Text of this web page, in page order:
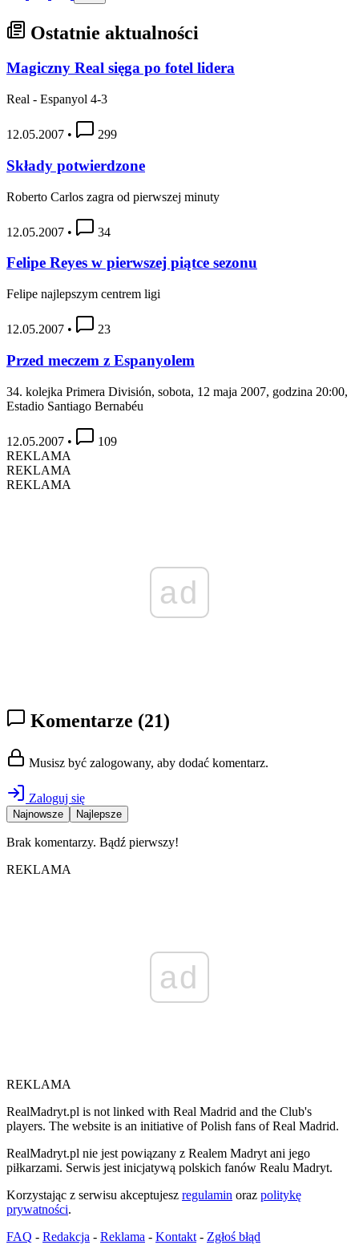
Ostatnie aktualności
Magiczny Real sięga po fotel lidera
Real - Espanyol 4-3
12.05.2007 • 299
Składy potwierdzone
Roberto Carlos zagra od pierwszej minuty
12.05.2007 • 34
Felipe Reyes w pierwszej piątce sezonu
Felipe najlepszym centrem ligi
12.05.2007 • 23
Przed meczem z Espanyolem
34. kolejka Primera División, sobota, 12 maja 2007, godzina 20:00,
Estadio Santiago Bernabéu
12.05.2007 •
109
REKLAMA
REKLAMA
REKLAMA
ad
Komentarze (21)
Musisz być zalogowany, aby dodać komentarz.
Zaloguj się
Najnowsze Najlepsze
Brak komentarzy. Bądź pierwszy!
REKLAMA
ad
REKLAMA
RealMadryt.pl is not linked with Real Madrid and the Club's
players. The website is an initiative of Polish fans of Real Madrid.
RealMadryt.pl nie jest powiązany z Realem Madryt ani jego
piłkarzami. Serwis jest inicjatywą polskich fanów Realu Madryt.
Korzystając z serwisu akceptujesz regulamin oraz politykę
prywatności.
FAQ - Redakcja - Reklama - Kontakt - Zgłoś błąd